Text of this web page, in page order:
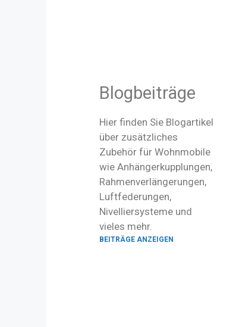
Blogbeiträge
Hier finden Sie Blogartikel
über zusätzliches
Zubehör für Wohnmobile
wie Anhängerkupplungen,
Rahmenverlängerungen,
Luftfederungen,
Nivelliersysteme und
vieles mehr.
BEITRÄGE ANZEIGEN